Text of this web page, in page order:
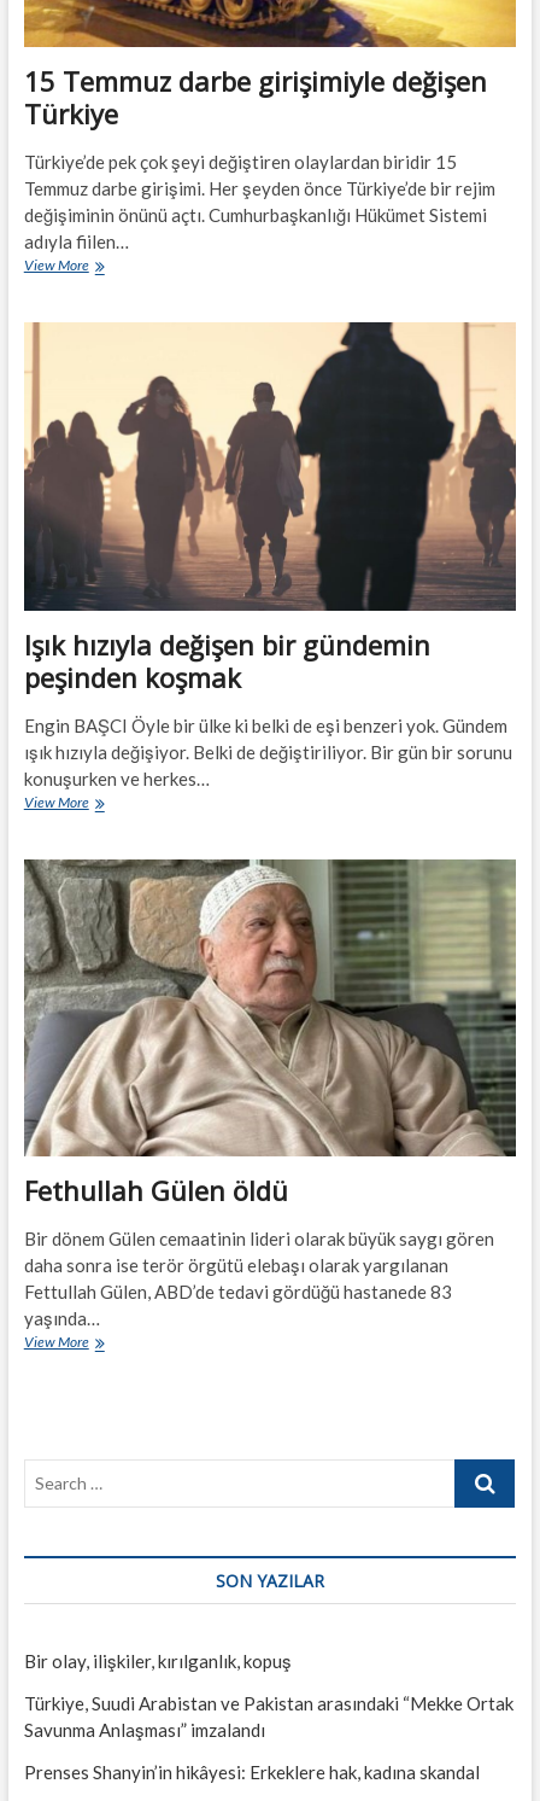
15 Temmuz darbe girişimiyle değişen
Türkiye
Türkiye’de pek çok şeyi değiştiren olaylardan biridir 15
Temmuz darbe girişimi. Her şeyden önce Türkiye’de bir rejim
değişiminin önünü açtı. Cumhurbaşkanlığı Hükümet Sistemi
adıyla fiilen…
View More15
girişimiyle
Işık hızıyla değişen bir gündemin
peşinden koşmak
Engin BAŞCI Öyle bir ülke ki belki de eşi benzeri yok. Gündem
ışık hızıyla değişiyor. Belki de değiştiriliyor. Bir gün bir sorunu
konuşurken ve herkes…
View MoreIşık
bir
gündemin
peşinden
koşmak
Fethullah Gülen öldü
Bir dönem Gülen cemaatinin lideri olarak büyük saygı gören
daha sonra ise terör örgütü elebaşı olarak yargılanan
Fettullah Gülen, ABD’de tedavi gördüğü hastanede 83
yaşında…
View MoreFethullah
Search
SON YAZILAR
Bir olay, ilişkiler, kırılganlık, kopuş
Türkiye, Suudi Arabistan ve Pakistan arasındaki “Mekke Ortak
Savunma Anlaşması” imzalandı
Prenses Shanyin’in hikâyesi: Erkeklere hak, kadına skandal